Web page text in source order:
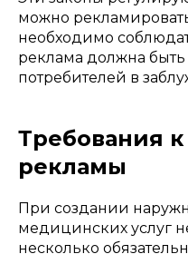
можно
необходимо
реклама должна
потребителей в
Требования
рекламы
При создании
медицинских услуг
несколько